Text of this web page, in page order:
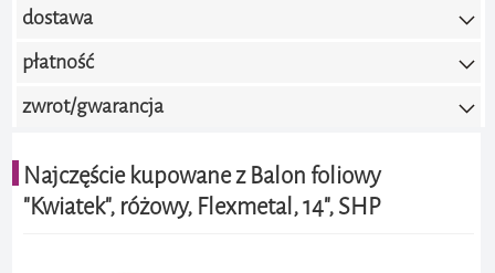
Dodaj ocenę
2025-03-19 16:38:51 Dorota
the perfect decoration for my event! Thank
you for the great product.
dostawa
płatność
zwrot/gwarancja
Najczęście kupowane z Balon foliowy
"Kwiatek", różowy, Flexmetal, 14", SHP